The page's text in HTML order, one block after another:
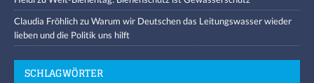
Claudia FröhlichzuWarum wir Deutschen das Leitungswasser wieder
lieben und die Politik uns hilft
SCHLAGWÖRTER